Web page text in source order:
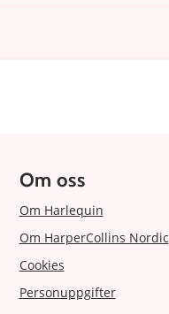
Om oss
Om Harlequin
Om HarperCollins Nordic
Cookies
Personuppgifter